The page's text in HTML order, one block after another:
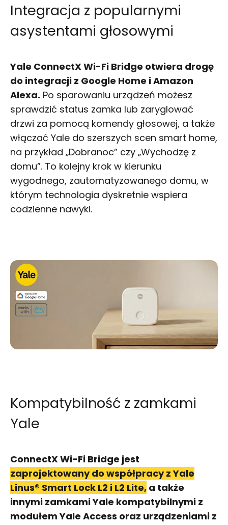
Integracja z popularnymi
asystentami głosowymi
Yale ConnectX Wi-Fi Bridge otwiera drogę
do integracji z Google Home i Amazon
Alexa. Po sparowaniu urządzeń możesz
sprawdzić status zamka lub zaryglować
drzwi za pomocą komendy głosowej, a także
włączać Yale do szerszych scen smart home,
na przykład „Dobranoc” czy „Wychodzę z
domu”. To kolejny krok w kierunku
wygodnego, zautomatyzowanego domu, w
którym technologia dyskretnie wspiera
codzienne nawyki.
Kompatybilność z zamkami
Yale
ConnectX Wi-Fi Bridge jest
zaprojektowany do współpracy z Yale
Linus® Smart Lock L2 i L2 Lite, a także
innymi zamkami Yale kompatybilnymi z
modułem Yale Access oraz urządzeniami z